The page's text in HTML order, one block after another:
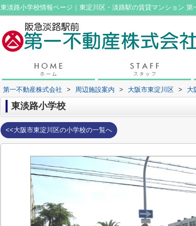
東淡路小学校情報ページ｜東淀川区・淡路駅の賃貸マンション 第
第一不動産株式会社 > 周辺施設案内 > 大阪市東淀川区 > 大
東淡路小学校
<<大阪市東淀川区の小学校の一覧へ